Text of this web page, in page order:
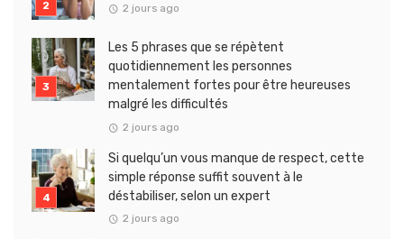
2 jours ago
Les 5 phrases que se répètent
quotidiennement les personnes
mentalement fortes pour être heureuses
malgré les difficultés
2 jours ago
Si quelqu’un vous manque de respect, cette
simple réponse suffit souvent à le
déstabiliser, selon un expert
2 jours ago